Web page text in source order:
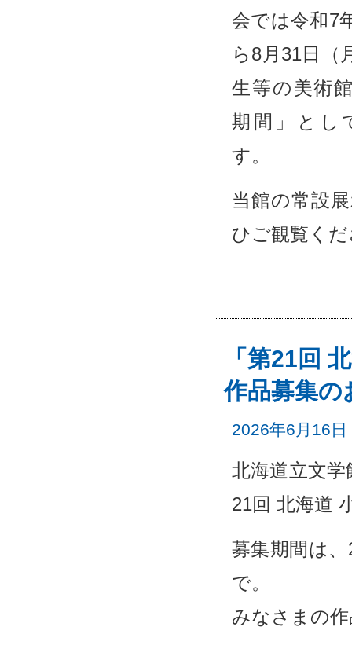
会では令和7
ら8月31日（
生等の美術
期間」とし
す。
当館の常設
ひご観覧く
「第21回
作品募集の
2026年6月16日
北海道立文
21回 北海道
募集期間は
で。
みなさまの